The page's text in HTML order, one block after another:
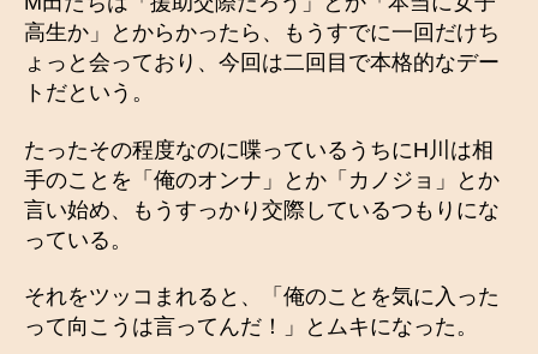
高生か」とからかったら、もうすでに一回だけち
ょっと会っており、今回は二回目で本格的なデー
トだという。
たったその程度なのに喋っているうちにH川は相
手のことを「俺のオンナ」とか「カノジョ」とか
言い始め、もうすっかり交際しているつもりにな
っている。
それをツッコまれると、「俺のことを気に入った
って向こうは言ってんだ！」とムキになった。